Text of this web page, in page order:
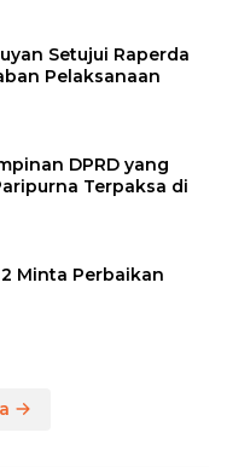
Setujui Raperda
Pelaksanaan
DPRD yang
Terpaksa di
Minta Perbaikan